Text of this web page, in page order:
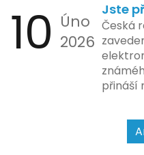
se
10 Úno
2026
Jste
Česká
přináší
na